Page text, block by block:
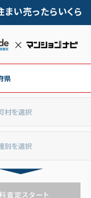
い売ったらいくら
査定スタート